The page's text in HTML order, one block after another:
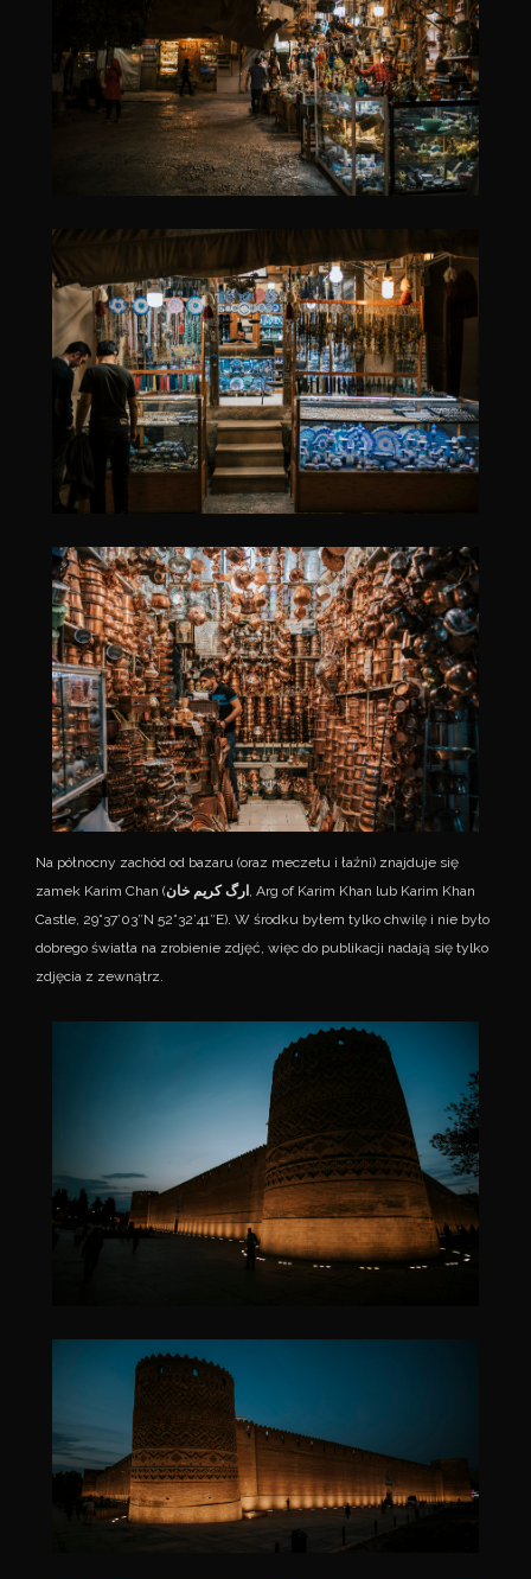
Na północny zachód od bazaru (oraz meczetu i łaźni) znajduje się
zamek Karim Chan (ارگ کریم خان , Arg of Karim Khan lub Karim Khan
Castle, 29°37’03″N 52°32’41″E). W środku byłem tylko chwilę i nie było
dobrego światła na zrobienie zdjęć, więc do publikacji nadają się tylko
zdjęcia z zewnątrz.